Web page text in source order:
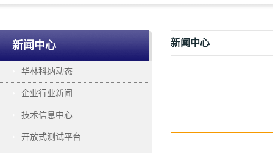
新闻中心
华林科纳动态
企业行业新闻
技术信息中心
开放式测试平台
新闻中心